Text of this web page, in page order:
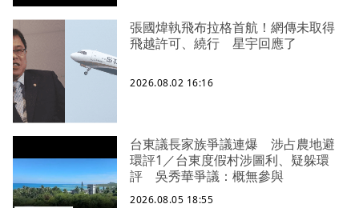
張國煒執飛布拉格首航！網傳未取得
飛越許可、繞行 星宇回應了
2026.08.02 16:16
台東議長家族爭議連爆 涉占農地避
環評1／台東度假村涉圖利、疑躲環
評 吳秀華爭議：概無參與
2026.08.05 18:55